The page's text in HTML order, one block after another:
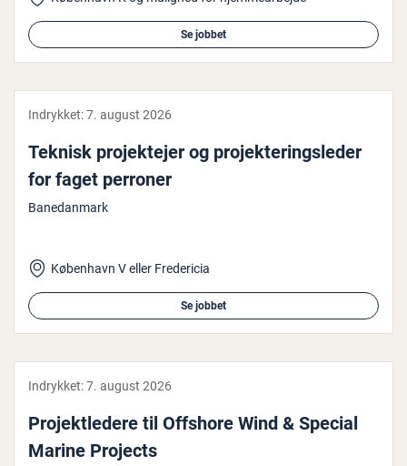
Se jobbet
Indrykket:7. august 2026
Teknisk pro­jek­te­jer og pro­jek­te­rings­le­der
for faget perroner
Banedanmark
København V eller Fredericia
Se jobbet
Indrykket:7. august 2026
Pro­jekt­le­de­re til Offshore Wind & Special
Marine Projects